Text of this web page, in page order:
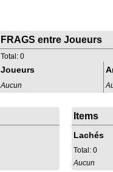
FRAGS entre Joueurs
Total: 0
Joueurs
Aucun
Items
Lachés
Total: 0
Aucun